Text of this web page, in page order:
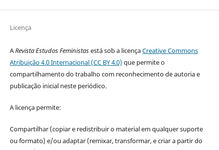
Licença
ARevista Estudos Feministasestá sob a licençaCreative Commons
Atribuição 4.0 Internacional (CC BY 4.0) que permite o
compartilhamento do trabalho com reconhecimento de autoria e
publicação inicial neste periódico.
A licença permite:
Compartilhar (copiar e redistribuir o material em qualquer suporte
ou formato) e/ou adaptar (remixar, transformar, e criar a partir do